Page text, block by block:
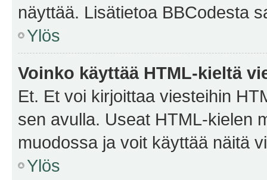
näyttää. Lisätietoa BBCodesta
Ylös
Voinko käyttää HTML-kieltä
Et. Et voi kirjoittaa viesteihin
sen avulla. Useat HTML-kielen
muodossa ja voit käyttää näitä
Ylös